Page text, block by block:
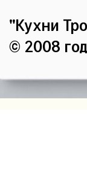
"Кухни
© 2008